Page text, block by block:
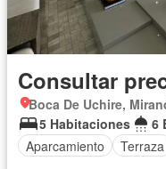
Consultar
Boca De Uchire,
5 Habitaciones
6
Aparcamiento
Terraza